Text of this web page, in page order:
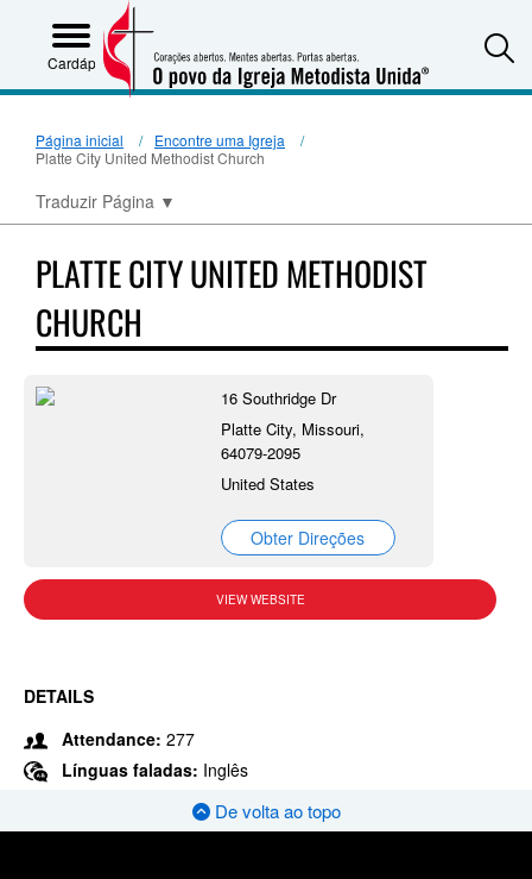
Cardápio
Página inicial
Encontre uma Igreja
Platte City United Methodist Church
Traduzir Página ▼
PLATTE CITY UNITED METHODIST
CHURCH
16 Southridge Dr
Platte City, Missouri,
64079-2095
United States
Obter Direções
VIEW WEBSITE
DETAILS
Attendance: 277
Línguas faladas: Inglês
De volta ao topo